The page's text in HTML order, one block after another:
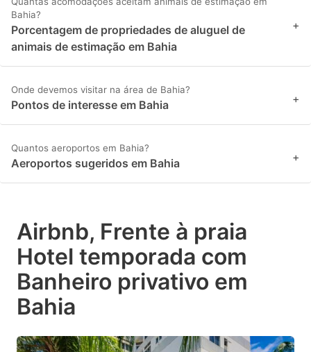
Bahia?
Porcentagem de propriedades de aluguel de
animais de estimação em Bahia
+
Onde devemos visitar na área de Bahia?
Pontos de interesse em Bahia +
Quantos aeroportos em Bahia?
Aeroportos sugeridos em Bahia +
Airbnb, Frente à praia
Hotel temporada com
Banheiro privativo em
Bahia